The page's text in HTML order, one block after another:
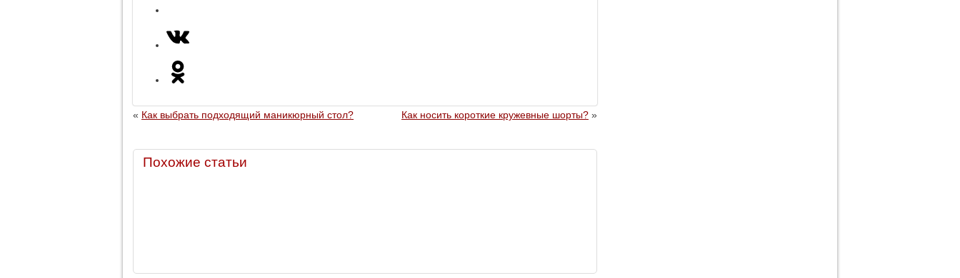
« Как выбрать подходящий маникюрный стол? Как носить короткие кружевные шорты? »
Похожие статьи